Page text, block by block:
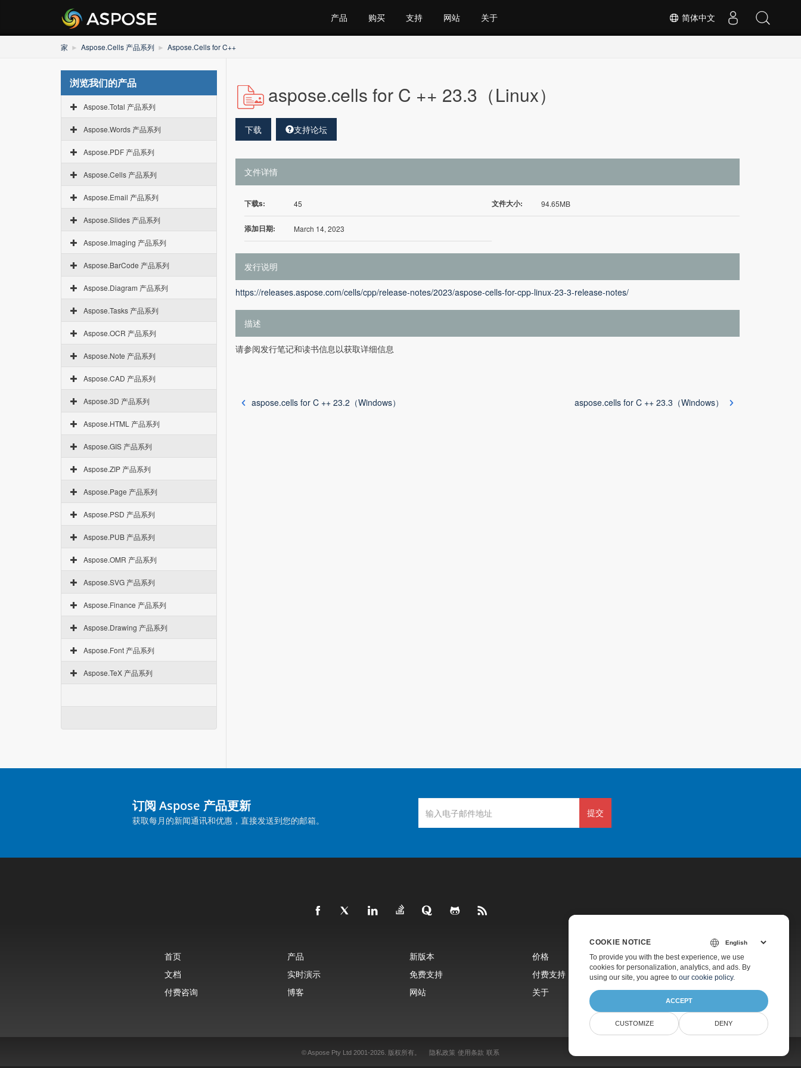
简体中文
产品 购买 支持 网站 关于
家 Aspose.Cells 产品系列 Aspose.Cells for C++
浏览我们的产品
Aspose.Total 产品系列
Aspose.Words 产品系列
Aspose.PDF 产品系列
Aspose.Cells 产品系列
Aspose.Email 产品系列
Aspose.Slides 产品系列
Aspose.Imaging 产品系列
Aspose.BarCode 产品系列
Aspose.Diagram 产品系列
Aspose.Tasks 产品系列
Aspose.OCR 产品系列
Aspose.Note 产品系列
Aspose.CAD 产品系列
Aspose.3D 产品系列
Aspose.HTML 产品系列
Aspose.GIS 产品系列
Aspose.ZIP 产品系列
Aspose.Page 产品系列
Aspose.PSD 产品系列
Aspose.PUB 产品系列
Aspose.OMR 产品系列
Aspose.SVG 产品系列
Aspose.Finance 产品系列
Aspose.Drawing 产品系列
Aspose.Font 产品系列
Aspose.TeX 产品系列
aspose.cells for C ++ 23.3（Linux）
下载 支持论坛
文件详情
下载s: 45 文件大小: 94.65MB
添加日期: March 14, 2023
发行说明
https://releases.aspose.com/cells/cpp/release-notes/2023/aspose-cells-for-cpp-linux-23-3-release-notes/
描述
请参阅发行笔记和读书信息以获取详细信息
aspose.cells for C ++ 23.2（Windows） aspose.cells for C ++ 23.3（Windows）
订阅 Aspose 产品更新
获取每月的新闻通讯和优惠，直接发送到您的邮箱。
提交
首页 产品 新版本
价格
文档
实时演示 免费支持
付费支持
付费咨询
博客 网站 关于
© Aspose Pty Ltd 2001-2026. 版权所有。 隐私政策 使用条款 联系
COOKIE NOTICE
To provide you with the best experience, we use
cookies for personalization, analytics, and ads. By
using our site, you agree to our cookie policy.
ACCEPT
CUSTOMIZE DENY